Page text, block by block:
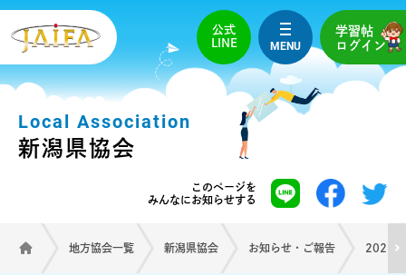
公式
LINE
MENU
学習帖
ログイン
Local Association
新潟県協会
このページを
みんなにお知らせする
地方協会一覧 新潟県協会 お知らせ・ご報告 2025年